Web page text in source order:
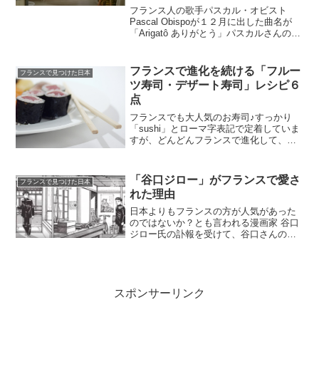
フランス人の歌手パスカル・オビスト
Pascal Obispoが１２月に出した曲名が
「Arigatô ありがとう」パスカルさんの友
インスピレーションを得た曲だそうで
す。ビ...
フランスで見つけた日本
フランスで進化を続ける「フルー
ツ寿司・デザート寿司」レシピ６
点
フランスでも大人気のお寿司♪すっかり
「sushi」とローマ字表記で定着していま
すが、どんどんフランスで進化して、寿
べるのは甘い味。お米にミルクと砂糖を
入れてRiz au...
フランスで見つけた日本
「谷口ジロー」がフランスで愛さ
れた理由
日本よりもフランスの方が人気があった
のではないか？とも言われる漫画家 谷口
ジロー氏の訃報を受けて、谷口さんの作
スポンサーリンク